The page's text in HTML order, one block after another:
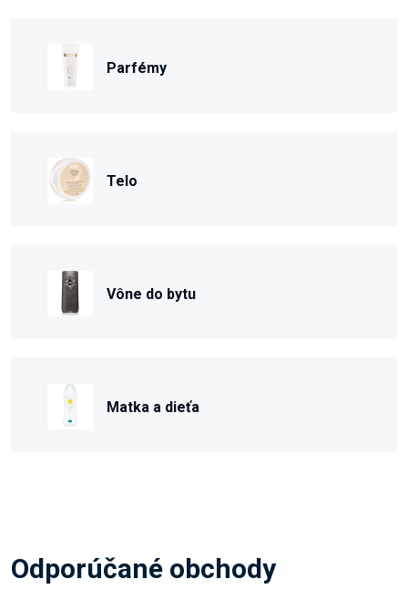
Parfémy
Telo
Vône do bytu
Matka a dieťa
Odporúčané obchody